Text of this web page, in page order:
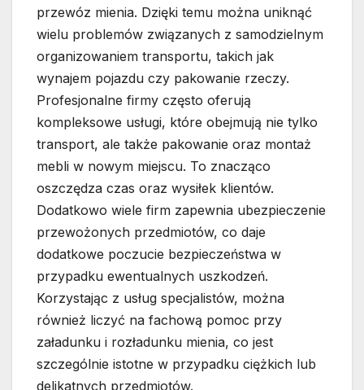
przewóz mienia. Dzięki temu można uniknąć
wielu problemów związanych z samodzielnym
organizowaniem transportu, takich jak
wynajem pojazdu czy pakowanie rzeczy.
Profesjonalne firmy często oferują
kompleksowe usługi, które obejmują nie tylko
transport, ale także pakowanie oraz montaż
mebli w nowym miejscu. To znacząco
oszczędza czas oraz wysiłek klientów.
Dodatkowo wiele firm zapewnia ubezpieczenie
przewożonych przedmiotów, co daje
dodatkowe poczucie bezpieczeństwa w
przypadku ewentualnych uszkodzeń.
Korzystając z usług specjalistów, można
również liczyć na fachową pomoc przy
załadunku i rozładunku mienia, co jest
szczególnie istotne w przypadku ciężkich lub
delikatnych przedmiotów.